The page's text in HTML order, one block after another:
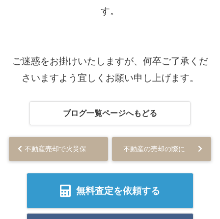
す。
ご迷惑をお掛けいたしますが、何卒ご了承くだ
さいますよう宜しくお願い申し上げます。
ブログ一覧ページへもどる
無料査定を依頼する